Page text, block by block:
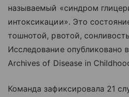
называемый «синдром
интоксикации». Это
тошнотой, рвотой,
Исследование опубликовано
Archives of Disease in
Команда зафиксировала 21